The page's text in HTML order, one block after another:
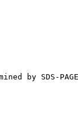
by SDS-